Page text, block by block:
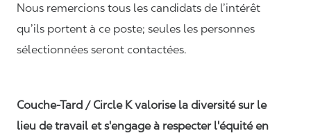
Nous remercions tous les candidats de l’intérêt
qu’ils portent à ce poste; seules les personnes
sélectionnées seront contactées.
Couche-Tard / Circle K valorise la diversité sur le
lieu de travail et s'engage à respecter l'équité en